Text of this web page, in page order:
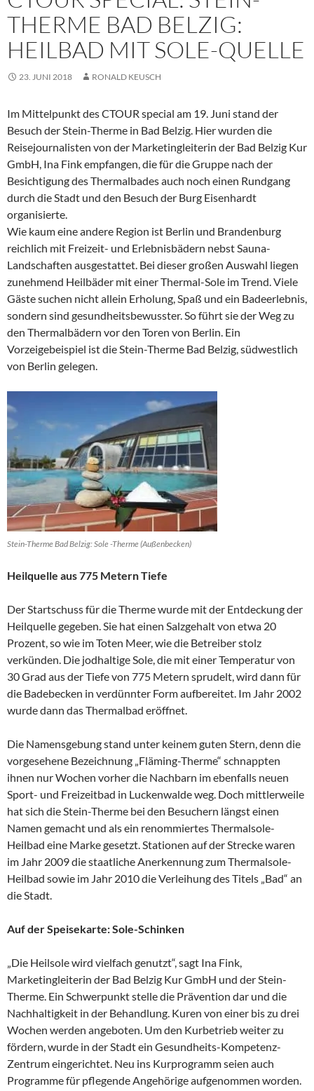
THERME BAD BELZIG:
HEILBAD MIT SOLE-QUELLE
23. JUNI 2018 RONALD KEUSCH
Im Mittelpunkt des CTOUR special am 19. Juni stand der
Besuch der Stein-Therme in Bad Belzig. Hier wurden die
Reisejournalisten von der Marketingleiterin der Bad Belzig Kur
GmbH, Ina Fink empfangen, die für die Gruppe nach der
Besichtigung des Thermalbades auch noch einen Rundgang
durch die Stadt und den Besuch der Burg Eisenhardt
organisierte.
Wie kaum eine andere Region ist Berlin und Brandenburg
reichlich mit Freizeit- und Erlebnisbädern nebst Sauna-
Landschaften ausgestattet. Bei dieser großen Auswahl liegen
zunehmend Heilbäder mit einer Thermal-Sole im Trend. Viele
Gäste suchen nicht allein Erholung, Spaß und ein Badeerlebnis,
sondern sind gesundheitsbewusster. So führt sie der Weg zu
den Thermalbädern vor den Toren von Berlin. Ein
Vorzeigebeispiel ist die Stein-Therme Bad Belzig, südwestlich
von Berlin gelegen.
Stein-Therme Bad Belzig: Sole -Therme (Außenbecken)
Heilquelle aus 775 Metern Tiefe
Der Startschuss für die Therme wurde mit der Entdeckung der
Heilquelle gegeben. Sie hat einen Salzgehalt von etwa 20
Prozent, so wie im Toten Meer, wie die Betreiber stolz
verkünden. Die jodhaltige Sole, die mit einer Temperatur von
30 Grad aus der Tiefe von 775 Metern sprudelt, wird dann für
die Badebecken in verdünnter Form aufbereitet. Im Jahr 2002
wurde dann das Thermalbad eröffnet.
Die Namensgebung stand unter keinem guten Stern, denn die
vorgesehene Bezeichnung „Fläming-Therme“ schnappten
ihnen nur Wochen vorher die Nachbarn im ebenfalls neuen
Sport- und Freizeitbad in Luckenwalde weg. Doch mittlerweile
hat sich die Stein-Therme bei den Besuchern längst einen
Namen gemacht und als ein renommiertes Thermalsole-
Heilbad eine Marke gesetzt. Stationen auf der Strecke waren
im Jahr 2009 die staatliche Anerkennung zum Thermalsole-
Heilbad sowie im Jahr 2010 die Verleihung des Titels „Bad“ an
die Stadt.
Auf der Speisekarte: Sole-Schinken
„Die Heilsole wird vielfach genutzt“, sagt Ina Fink,
Marketingleiterin der Bad Belzig Kur GmbH und der Stein-
Therme. Ein Schwerpunkt stelle die Prävention dar und die
Nachhaltigkeit in der Behandlung. Kuren von einer bis zu drei
Wochen werden angeboten. Um den Kurbetrieb weiter zu
fördern, wurde in der Stadt ein Gesundheits-Kompetenz-
Zentrum eingerichtet. Neu ins Kurprogramm seien auch
Programme für pflegende Angehörige aufgenommen worden.